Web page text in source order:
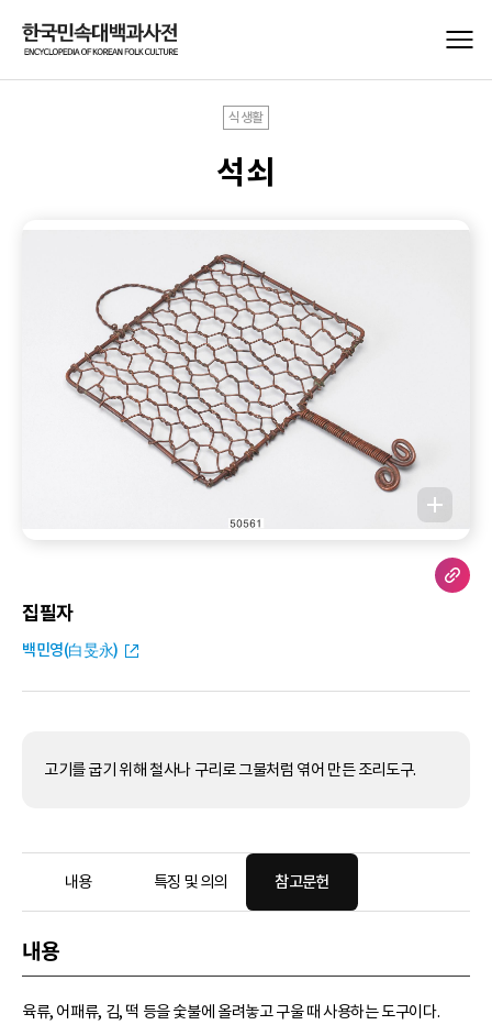
식생활
석쇠
집필자
백민영(白旻永)
고기를 굽기 위해 철사나 구리로 그물처럼 엮어 만든 조리도구.
내용 특징 및 의의 참고문헌
내용
육류, 어패류, 김, 떡 등을 숯불에 올려놓고 구울 때 사용하는 도구이다.